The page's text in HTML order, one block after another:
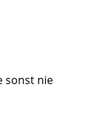
sonst nie